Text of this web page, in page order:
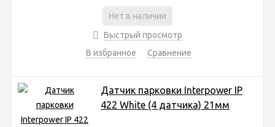
Нет в наличии
Быстрый просмотр
В избранное
Сравнение
Датчик парковки Interpower IP
422 White (4 датчика) 21мм